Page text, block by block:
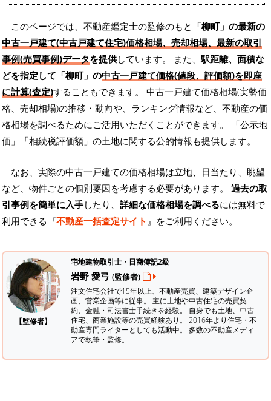
このページでは、不動産鑑定士の監修のもと 「柳町」の最新の
中古一戸建て(中古戸建て住宅)価格相場、売却相場、最新の取引
事例(売買事例)データを提供しています。 また、駅距離、面積な
どを指定して「柳町」の中古一戸建て価格(値段、評価額)を即座
に計算(査定)することもできます。 中古一戸建て価格相場(実勢価
格、売却相場)の推移・動向や、ランキング情報など、不動産の価
格相場を調べるためにご活用いただくことができます。
「公示地
価」「相続税評価額」の土地に関する公的情報も提供します。
なお、実際の中古一戸建ての価格相場は立地、日当たり、眺望
など、物件ごとの個別要因を考慮する必要があります。 過去の取
引事例を簡単に入手したり、 詳細な価格相場を調べるには無料で
利用できる『不動産一括査定サイト 』をご利用ください。
【監修者】
宅地建物取引士・日商簿記2級
岩野 愛弓 (監修者)
注文住宅会社で15年以上、不動産売買、建築デザイン企
画、営業企画等に従事。 主に土地や中古住宅の売買契
約、金融・司法書士手続きを経験。 自身でも土地、中古
住宅、商業施設等の売買経験あり。 2016年より住宅・不
動産専門ライターとしても活動中。 多数の不動産メディ
アで執筆・監修。